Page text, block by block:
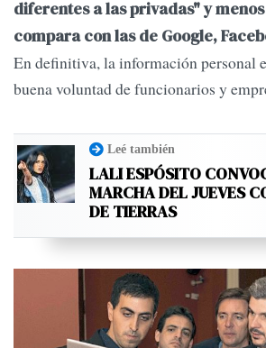
diferentes a las privadas" y
compara con las de Google,
En definitiva, la información personal
buena voluntad de funcionarios y
Leé también
LALI ESPÓSITO
MARCHA DEL JUEVES
DE TIERRAS